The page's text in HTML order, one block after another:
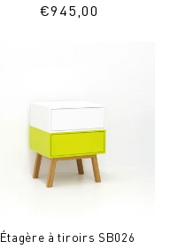
Prix
€945,00
Étagère à tiroirs SB026